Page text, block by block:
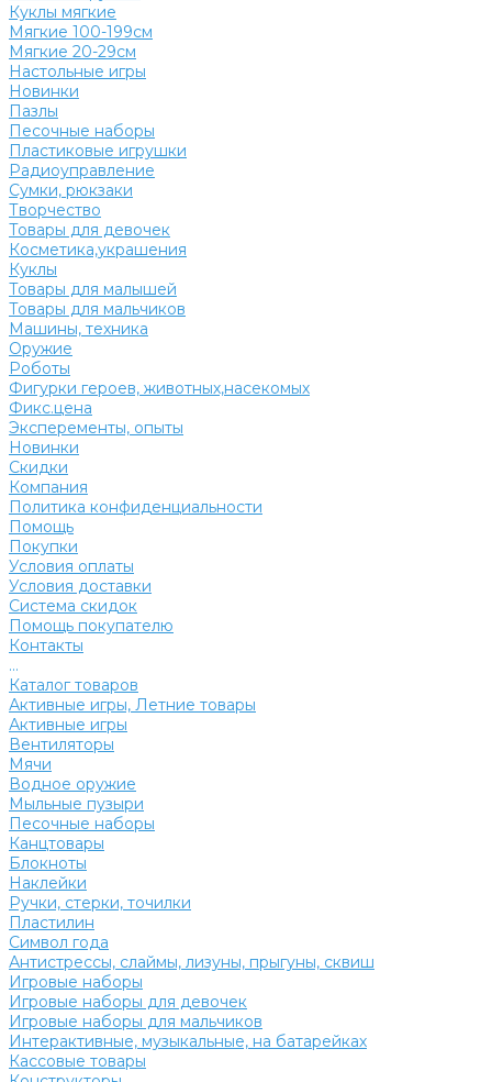
Куклы мягкие
Мягкие 100-199см
Мягкие 20-29см
Настольные игры
Новинки
Пазлы
Песочные наборы
Пластиковые игрушки
Радиоуправление
Сумки, рюкзаки
Творчество
Товары для девочек
Косметика,украшения
Куклы
Товары для малышей
Товары для мальчиков
Машины, техника
Оружие
Роботы
Фигурки героев, животных,насекомых
Фикс.цена
Эксперементы, опыты
Новинки
Скидки
Компания
Политика конфиденциальности
Помощь
Покупки
Условия оплаты
Условия доставки
Система скидок
Помощь покупателю
Контакты
...
Каталог товаров
Активные игры, Летние товары
Активные игры
Вентиляторы
Мячи
Водное оружие
Мыльные пузыри
Песочные наборы
Канцтовары
Блокноты
Наклейки
Ручки, стерки, точилки
Пластилин
Символ года
Антистрессы, слаймы, лизуны, прыгуны, сквиш
Игровые наборы
Игровые наборы для девочек
Игровые наборы для мальчиков
Интерактивные, музыкальные, на батарейках
Кассовые товары